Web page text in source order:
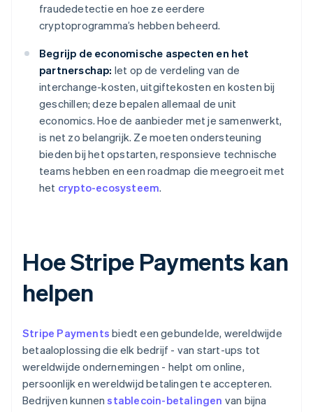
fraudedetectie en hoe ze eerdere
cryptoprogramma’s hebben beheerd.
Begrijp de economische aspecten en het
partnerschap: let op de verdeling van de
interchange-kosten, uitgiftekosten en kosten bij
geschillen; deze bepalen allemaal de unit
economics. Hoe de aanbieder met je samenwerkt,
is net zo belangrijk. Ze moeten ondersteuning
bieden bij het opstarten, responsieve technische
teams hebben en een roadmap die meegroeit met
het crypto-ecosysteem.
Hoe Stripe Payments kan
helpen
Stripe Payments biedt een gebundelde, wereldwijde
betaaloplossing die elk bedrijf - van start-ups tot
wereldwijde ondernemingen - helpt om online,
persoonlijk en wereldwijd betalingen te accepteren.
Bedrijven kunnenstablecoin-betalingen van bijna